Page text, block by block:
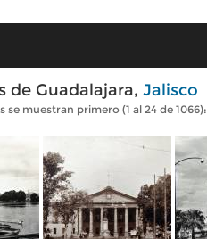
de Guadalajara, Jalisco
muestran primero (1 al 24 de 1066):